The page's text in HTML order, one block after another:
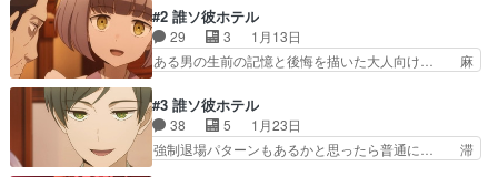
賢治っぽくて、星新一っぽくて御伽話っ… ふと気
付くと謎の場所に立て看板。振り向く… 脱出ゲー
ム的な世界観に箱庭っぽい魅力が。… 先行で見た
方やしらいむが3話までは見てっ… 脱出ゲームだ
るぞ！みたいな気持ちになっ… 序盤とかゲームの
まんまだし作画安定してる… と思ったら、わりと
まったりした雰囲気。作…
#2 誰ソ彼ホテル
29 3
1月13日
ある男の生前の記憶と後悔を描いた大人向け… 麻
ん、現世に戻っても捕縄と土中の状況… 相変わら
ず面白いね！一人一人のキャラも個… 本日のお客
様はギャンブルで借金をして、母… 1話完結の理
想系のようなアニメだね。夕方… この世とあの世
#3 誰ソ彼ホテル
38 5
1月23日
強制退場パターンもあるかと思ったら普通に… 滞